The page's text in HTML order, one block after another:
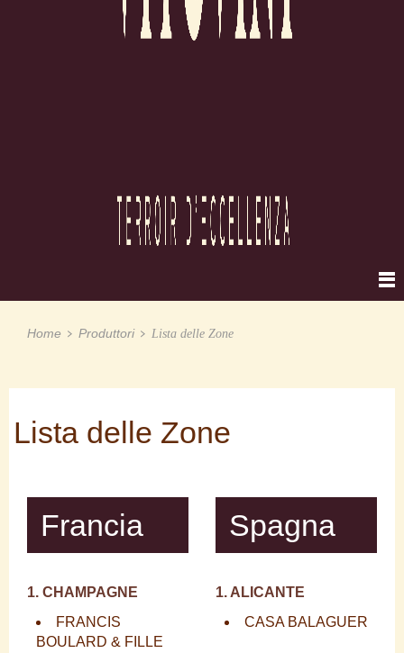
Home Produttori Lista delle Zone
Lista delle Zone
Francia
1. CHAMPAGNE
FRANCIS
BOULARD & FILLE
Spagna
1. ALICANTE
CASA BALAGUER